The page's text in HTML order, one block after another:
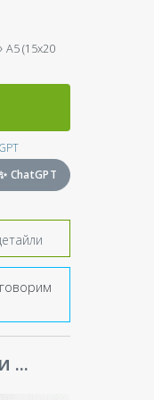
A5 (15x20
ChatGPT
...